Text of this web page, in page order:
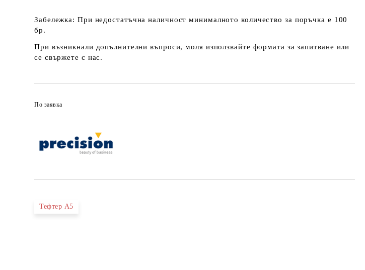
Забележка: При недостатъчна наличност минималното количество за поръчка е 100
бр.
При възникнали допълнителни въпроси, моля използвайте формата за запитване или
се свържете с нас.
По заявка
Тефтер А5